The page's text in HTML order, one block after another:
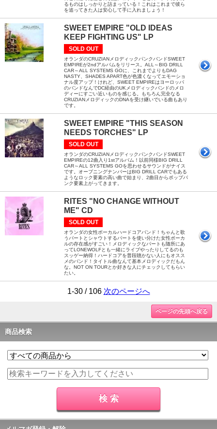
るものはしっかりと詰まっている！これはこれまで彼ら
を追ってきた人は安心して手に入れましょう！
SWEET EMPIRE "OLD IDEAS
KEEP FIGHTING US" LP
SOLD OUT
オランダのCRUZIANメロディックパンクバンドSWEET
EMPIREが2ndアルバムをリリース。ALL～BIG DRILL
CAR～ALL SYSTEMS GOに、これまでよりもDAG
NASTY、SHADES APART色が色濃くなってエモーショ
ナル度アップ！けれど、SWEET EMPIREはヨーロッパ
のバンドなんでDC経由のUKメロディックバンドのメロ
ディーにすごい近いものを感じる。もちろん完全なる
CRUZIANメロディックのDNAを受け継いでいる曲もあり
です。
SWEET EMPIRE "THIS SEASON
NEEDS TORCHES" LP
SOLD OUT
オランダのCRUZIANメロディックパンクバンドSWEET
EMPIREの12曲入り1stアルバム！以前同様BIG DRILL
CAR～ALL SYSTEMS GOを思わせるサウンドがナイス
です。オープニングナンバーはBIG DRILL CARでもある
ようなロック要素の高い曲で始まり、2曲目からポップパ
ンク要素上がってきます。
RITES "NO CHANGE WITHOUT
ME" CD
SOLD OUT
オランダの女性ボーカルハードコアバンド！ちゃんと歌
うパートとシャウトするパートを使い分けた女性ボーカ
ルの存在感がすごい！メロディックなパートも随所にあ
ってLONEWOLFとも一緒にライブやったりしてるのも
スッゲー納得！ハードコアを普段聴かない人にもオスス
メのバンド！タイトル曲なんて基本メロディックだもん
な。NOT ON TOURとか好きな人にチェックしてもらい
たい。
1-30 / 106 次のページへ
ページの先頭へ戻る
商品検索